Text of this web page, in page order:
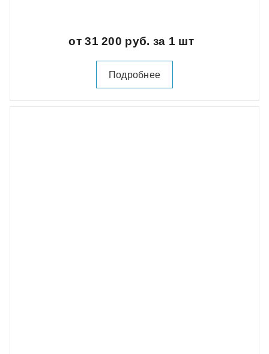
от 31 200 руб. за 1 шт
Подробнее